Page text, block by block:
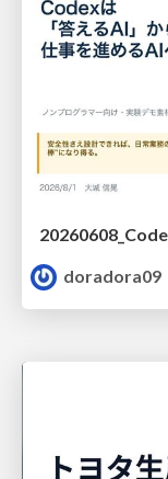
doradora09